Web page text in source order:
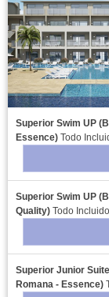
Superior Swim UP
Essence) Todo
Superior Swim UP
Quality) Todo Incluido
Superior Junior
Romana - Essence)